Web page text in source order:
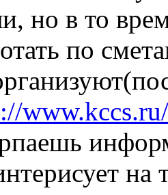
но в то
по
www.kccs.ru/